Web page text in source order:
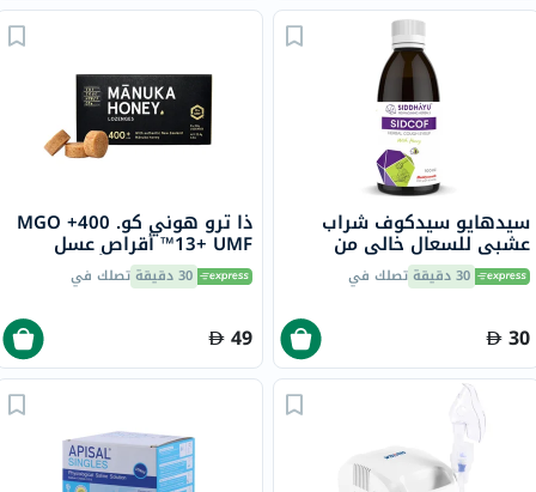
سيدهايو سيدكوف شراب
عشبي للسعال خالي من
الكحول مع العسل، 100 مل
30 دقيقة تصلك في
30
ذا ترو هوني كو. 400+ MGO
13+ UMF™ أقراص عسل
مانوكا 2.8 جرام 8 أقراص30 دقيقة تصلك في
49